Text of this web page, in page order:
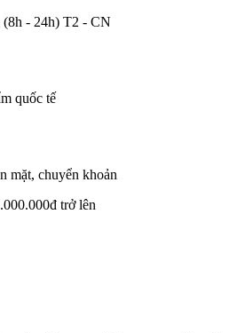
(8h - 24h) T2 - CN
quốc tế
mặt, chuyển khoản
trở lên